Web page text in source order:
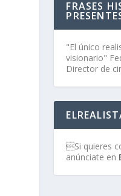
FRASES
"El único
visionario"
Director de
Si quieres
anúnciate en